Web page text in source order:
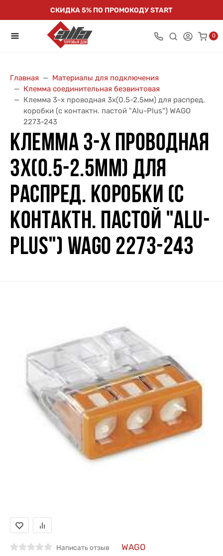
СКИДКА 5% ПО ПРОМОКОДУ START
0
Главная
Материалы для подключения
Клемма соединительная безвинтовая
Клемма 3-х проводная 3х(0.5-2.5мм) для распред.
коробки (с контактн. пастой "Alu-Plus") WAGO
2273-243
КЛЕММА 3-Х ПРОВОДНАЯ
3Х(0.5-2.5ММ) ДЛЯ
РАСПРЕД. КОРОБКИ (С
КОНТАКТН. ПАСТОЙ "ALU-
PLUS") WAGO 2273-243
Написать отзыв WAGO